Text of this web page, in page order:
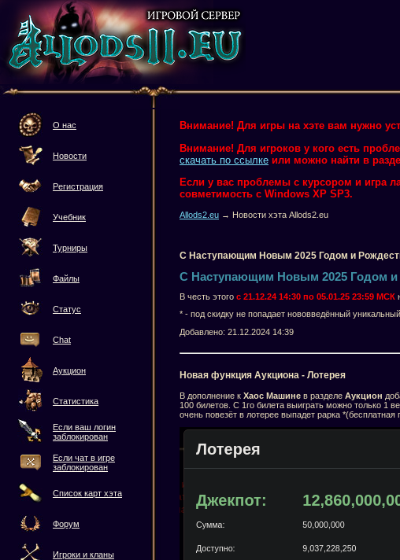
О нас
Новости
Регистрация
Учебник
Турниры
Файлы
Статус
Chat
Аукцион
Статистика
Если ваш логин
заблокирован
Если чат в игре
заблокирован
Список карт хэта
Форум
Игроки и кланы
Внимание! Для игры на хэте вам нужно
Внимание! Для игроков у кого есть
скачать по ссылке или можно найти в
Если у вас проблемы с курсором и игра
совметимость с Windows XP SP3.
Allods2.eu → Новости хэта Allods2.eu
С Наступающим Новым 2025 Годом и
С Наступающим Новым 2025 Годом и
В честь этого с 21.12.24 14:30 по 05.01.25 23:59 МСК
* - под скидку не попадает нововведённый уникальный
Добавлено: 21.12.2024 14:39
Новая функция Аукциона - Лотерея
В дополнение к Хаос Машине в разделе Аукцион
100 билетов. С 1го билета выиграть можно только 1
очень повезёт в лотерее выпадет рарка